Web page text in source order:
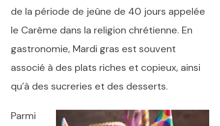
de la période de jeûne de 40 jours appelée
le Carême dans la religion chrétienne. En
gastronomie, Mardi gras est souvent
associé à des plats riches et copieux, ainsi
qu’à des sucreries et des desserts.
Parmi